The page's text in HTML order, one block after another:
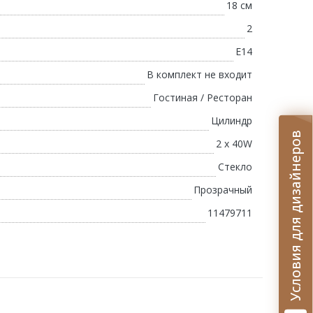
18 см
2
E14
В комплект не входит
Гостиная / Ресторан
Цилиндр
2 х 40W
Стекло
Прозрачный
11479711
Условия для дизайнеров